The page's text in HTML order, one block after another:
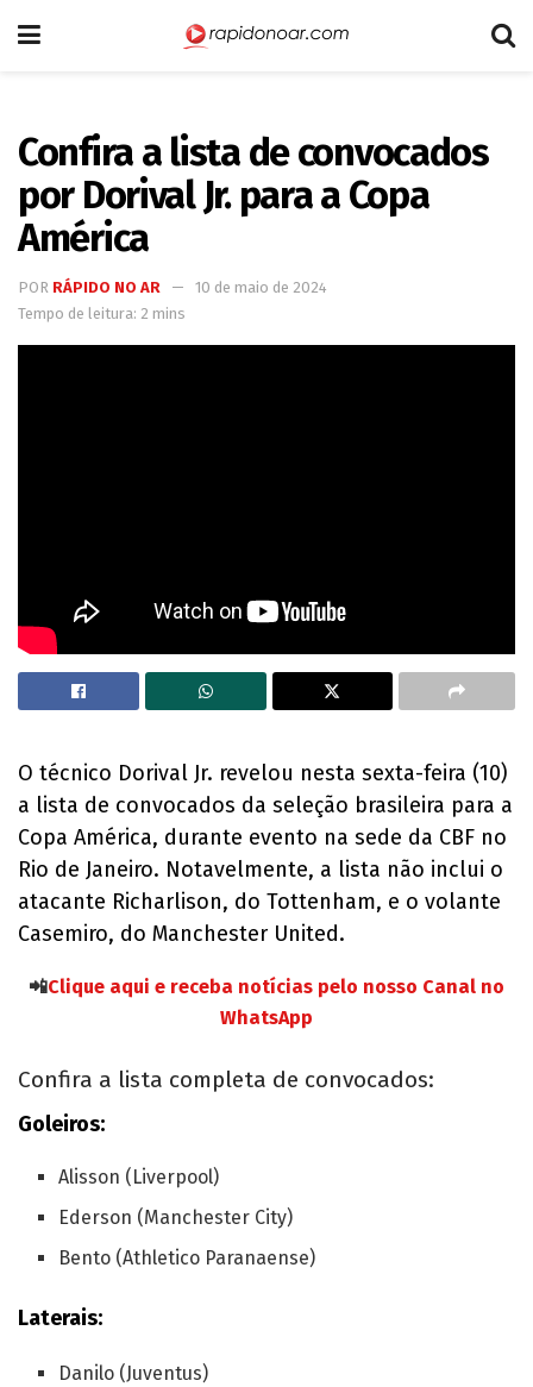
Confira a lista de convocados
por Dorival Jr. para a Copa
América
POR RÁPIDO NO AR
10 de maio de 2024
Tempo de leitura: 2 mins
O técnico Dorival Jr. revelou nesta sexta-feira (10)
a lista de convocados da seleção brasileira para a
Copa América, durante evento na sede da CBF no
Rio de Janeiro. Notavelmente, a lista não inclui o
atacante Richarlison, do Tottenham, e o volante
Casemiro, do Manchester United.
📲Clique aqui e receba notícias pelo nosso Canal no
WhatsApp
Confira a lista completa de convocados:
Goleiros:
Alisson (Liverpool)
Ederson (Manchester City)
Bento (Athletico Paranaense)
Laterais:
Danilo (Juventus)